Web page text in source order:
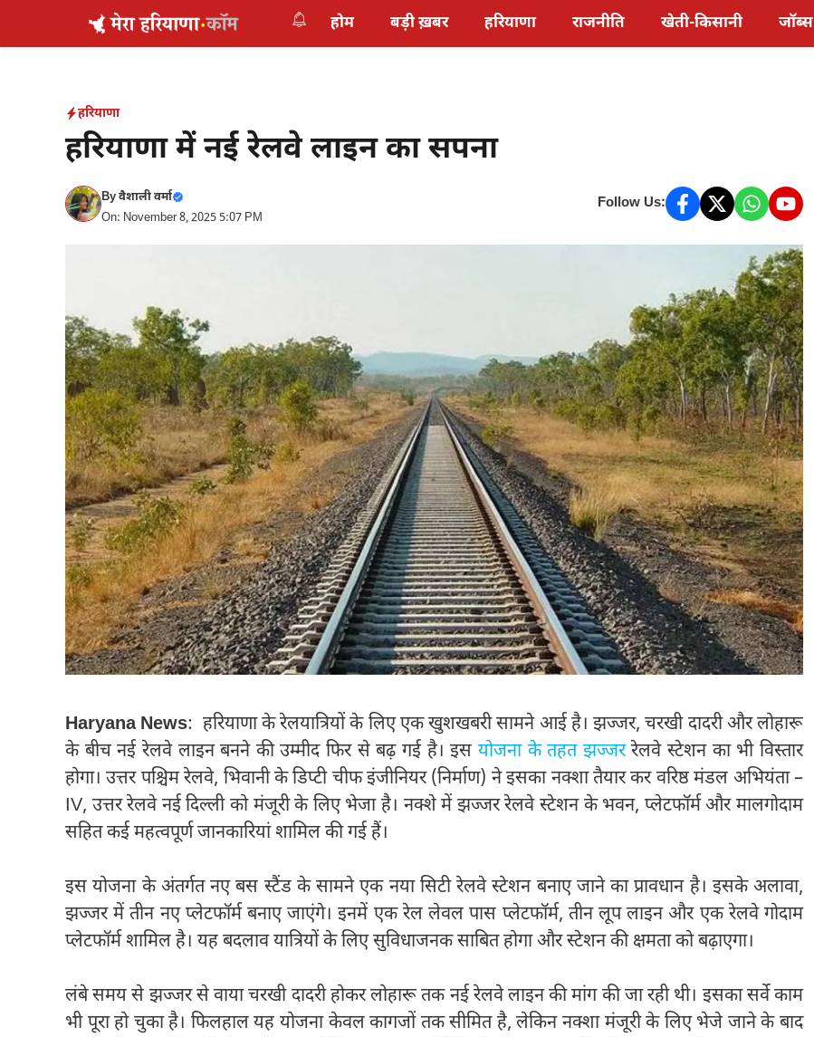
होम बड़ी ख़बर हरियाणा राजनीति खेती-किसानी जॉब्स
हरियाणा
हरियाणा में नई रेलवे लाइन का सपना
Byवैशाली वर्मा
On: November 8, 2025 5:07 PM
Follow Us:
Haryana News: हरियाणा के रेलयात्रियों के लिए एक खुशखबरी सामने आई है। झज्जर, चरखी दादरी और लोहारू
के बीच नई रेलवे लाइन बनने की उम्मीद फिर से बढ़ गई है। इस योजना के तहत झज्जररेलवे स्टेशन का भी विस्तार
होगा। उत्तर पश्चिम रेलवे, भिवानी के डिप्टी चीफ इंजीनियर (निर्माण) ने इसका नक्शा तैयार कर वरिष्ठ मंडल अभियंता –
IV, उत्तर रेलवे नई दिल्ली को मंजूरी के लिए भेजा है। नक्शे में झज्जर रेलवे स्टेशन के भवन, प्लेटफॉर्म और मालगोदाम
सहित कई महत्वपूर्ण जानकारियां शामिल की गई हैं।
इस योजना के अंतर्गत नए बस स्टैंड के सामने एक नया सिटी रेलवे स्टेशन बनाए जाने का प्रावधान है। इसके अलावा,
झज्जर में तीन नए प्लेटफॉर्म बनाए जाएंगे। इनमें एक रेल लेवल पास प्लेटफॉर्म, तीन लूप लाइन और एक रेलवे गोदाम
प्लेटफॉर्म शामिल है। यह बदलाव यात्रियों के लिए सुविधाजनक साबित होगा और स्टेशन की क्षमता को बढ़ाएगा।
लंबे समय से झज्जर से वाया चरखी दादरी होकर लोहारू तक नई रेलवे लाइन की मांग की जा रही थी। इसका सर्वे काम
भी पूरा हो चुका है। फिलहाल यह योजना केवल कागजों तक सीमित है, लेकिन नक्शा मंजूरी के लिए भेजे जाने के बाद